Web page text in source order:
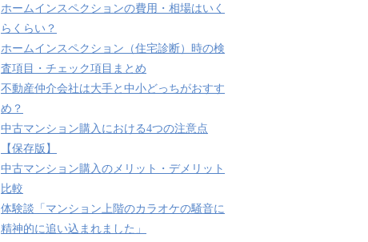
ホームインスペクションの費用・相場はいく
らくらい？
ホームインスペクション（住宅診断）時の検
査項目・チェック項目まとめ
不動産仲介会社は大手と中小どっちがおすす
め？
中古マンション購入における4つの注意点
【保存版】
中古マンション購入のメリット・デメリット
比較
体験談「マンション上階のカラオケの騒音に
精神的に追い込まれました」